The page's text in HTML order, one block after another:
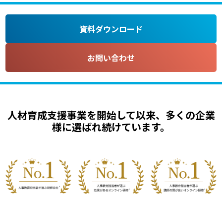
資料ダウンロード
お問い合わせ
人材育成支援事業を開始して以来、多くの企業
様に選ばれ続けています。